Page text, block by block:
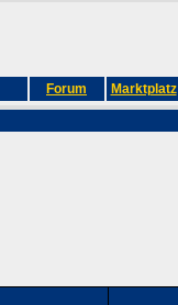
Forum Marktplatz